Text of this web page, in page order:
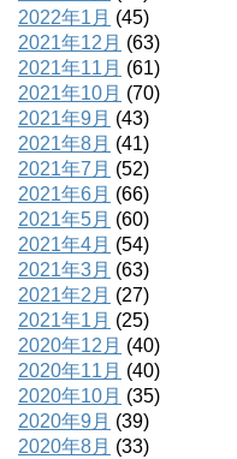
2022年1月 (45)
2021年12月 (63)
2021年11月 (61)
2021年10月 (70)
2021年9月 (43)
2021年8月 (41)
2021年7月 (52)
2021年6月 (66)
2021年5月 (60)
2021年4月 (54)
2021年3月 (63)
2021年2月 (27)
2021年1月 (25)
2020年12月 (40)
2020年11月 (40)
2020年10月 (35)
2020年9月 (39)
2020年8月 (33)